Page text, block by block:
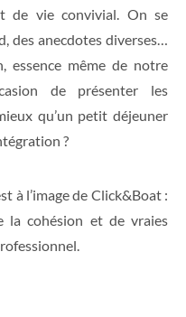
de vie convivial. On se
des anecdotes diverses…
essence même de notre
de présenter les
qu’un petit déjeuner
?
à l’image de Click&Boat :
la cohésion et de vraies